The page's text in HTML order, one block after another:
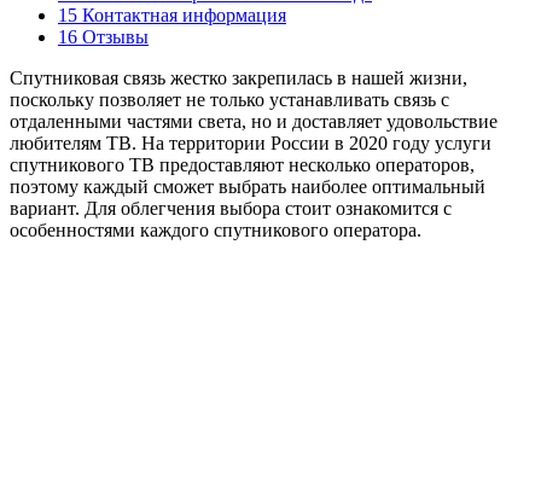
15 Контактная информация
16 Отзывы
Спутниковая связь жестко закрепилась в нашей жизни,
поскольку позволяет не только устанавливать связь с
отдаленными частями света, но и доставляет удовольствие
любителям ТВ. На территории России в 2020 году услуги
спутникового ТВ предоставляют несколько операторов,
поэтому каждый сможет выбрать наиболее оптимальный
вариант. Для облегчения выбора стоит ознакомится с
особенностями каждого спутникового оператора.